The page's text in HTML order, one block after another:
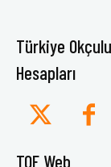
Türkiye
Hesapları
TOF Web